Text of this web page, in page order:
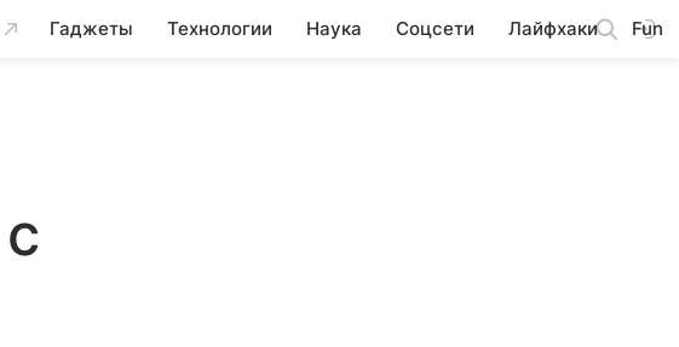
Гаджеты Технологии Наука Соцсети Лайфхаки Fun